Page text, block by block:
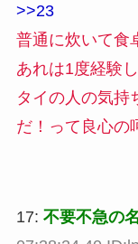
>>23
普通に炊いて食
あれは1度経験
タイの人の気
だ！って良心の
17: 不要不急の